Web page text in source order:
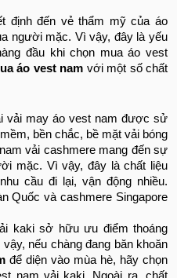
định đến vẻ thẩm mỹ của áo
người mặc. Vì vậy, đây là yếu
đầu khi chọn mua áo vest
áo vest nam với một số chất
vải may áo vest nam được sử
bền chắc, bề mặt vải bóng
vải cashmere mang đến sự
mặc. Vì vậy, đây là chất liệu
cầu đi lại, vận động nhiều.
Quốc và cashmere Singapore
kaki sở hữu ưu điểm thoáng
nếu chàng đang băn khoăn
để diện vào mùa hè, hãy chọn